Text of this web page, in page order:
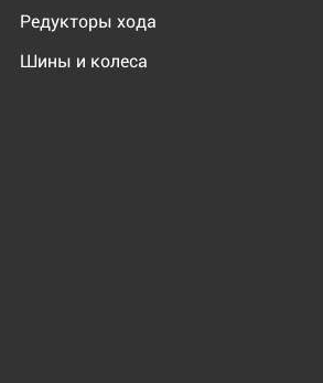
Редукторы хода
Шины и колеса